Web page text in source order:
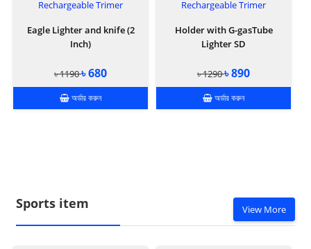
Eagle Lighter and knife (2
Inch)
৳ 1190৳ 680
অর্ডার করুন
Holder with G-gasTube
Lighter SD
৳ 1290৳ 890
অর্ডার করুন
Sports item View More